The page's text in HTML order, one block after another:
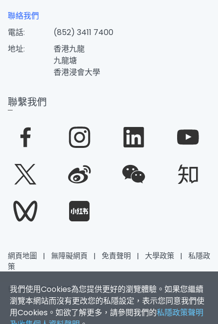
我們使用Cookies為您提供更好的瀏覽體驗。如果您繼續
瀏覽本網站而沒有更改您的私隱設定，表示您同意我們使
用Cookies。如欲了解更多，請參閱我們的私隱政策聲明
聯絡我們
電話:
(852) 3411 7400
地址:
香港九龍
九龍塘
香港浸會大學
聯繫我們
網頁地圖 | 無障礙網頁 | 免責聲明 | 大學政策 |
私隱政
策
香港浸會大學 版權所有 © 2026